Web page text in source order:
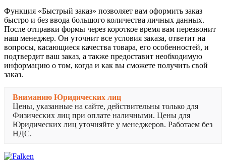
Функция «Быстрый заказ» позволяет вам оформить заказ
быстро и без ввода большого количества личных данных.
После отправки формы через короткое время вам перезвонит
наш менеджер. Он уточнит все условия заказа, ответит на
вопросы, касающиеся качества товара, его особенностей, и
подтвердит ваш заказ, а также предоставит необходимую
информацию о том, когда и как вы сможете получить свой
заказ.
Вниманию Юридических лиц
Цены, указанные на сайте, действительны только для
Физических лиц при оплате наличными. Цены для
Юридических лиц уточняйте у менеджеров. Работаем без
НДС.